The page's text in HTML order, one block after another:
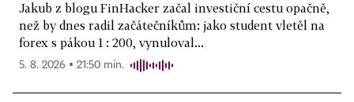
Jakub z blogu FinHacker začal investiční cestu opačně,
než by dnes radil začátečníkům: jako student vletěl na
forex s pákou 1 : 200, vynuloval...
5. 8. 2026 ▪ 21:50 min.